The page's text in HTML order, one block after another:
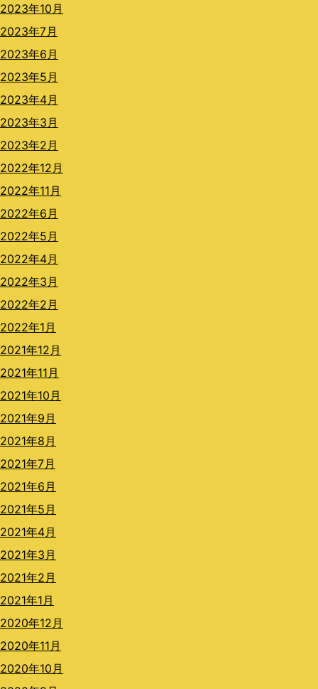
2023年10月
2023年7月
2023年6月
2023年5月
2023年4月
2023年3月
2023年2月
2022年12月
2022年11月
2022年6月
2022年5月
2022年4月
2022年3月
2022年2月
2022年1月
2021年12月
2021年11月
2021年10月
2021年9月
2021年8月
2021年7月
2021年6月
2021年5月
2021年4月
2021年3月
2021年2月
2021年1月
2020年12月
2020年11月
2020年10月